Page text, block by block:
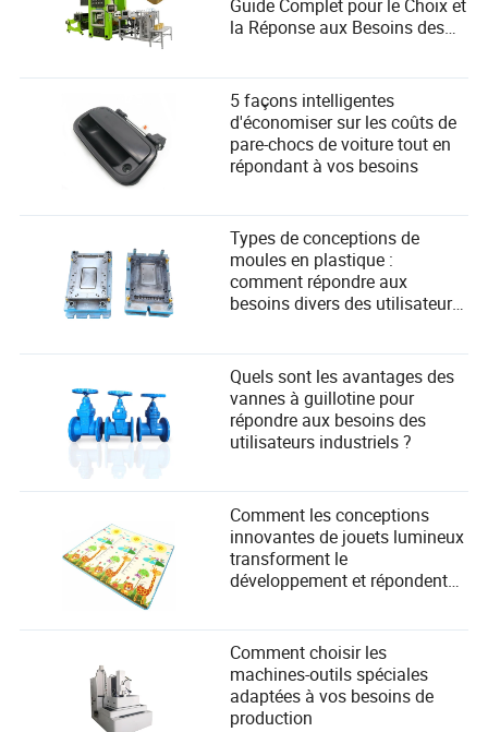
Q4 : Les sports extrêmes peuvent-ils être respectueux de
Oui, l'industrie se concentre de plus en plus sur la
durabilité, avec des matériaux écologiques, des
événements certifiés verts et des pratiques de tourisme
responsable devenant plus courants. Les participants
peuvent aider en respectant la nature, en minimisant les
déchets et en soutenant les marques et événements qui
privilégient la gestion environnementale.
Guide Complet pour le Choix et
la Réponse aux Besoins des
5 façons intelligentes
d'économiser sur les coûts de
pare-chocs de voiture tout en
répondant à vos besoins
Types de conceptions de
moules en plastique :
comment répondre aux
besoins divers des utilisateurs
Quels sont les avantages des
vannes à guillotine pour
répondre aux besoins des
utilisateurs industriels ?
Comment les conceptions
innovantes de jouets lumineux
transforment le
développement et répondent
enfants
Comment choisir les
machines-outils spéciales
adaptées à vos besoins de
production